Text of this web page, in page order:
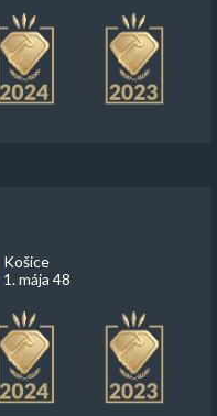
Košice
1. mája 48